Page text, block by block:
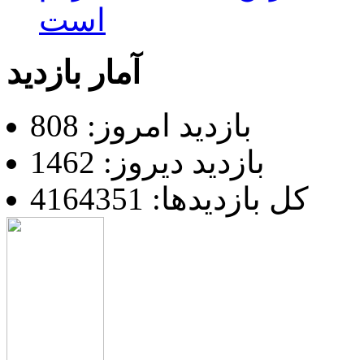
است
آمار بازدید
بازدید امروز: 808
بازدید دیروز: 1462
کل بازدیدها: 4164351